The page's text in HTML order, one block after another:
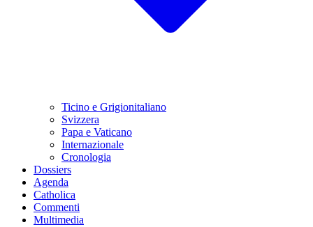
Ticino e Grigionitaliano
Svizzera
Papa e Vaticano
Internazionale
Cronologia
Dossiers
Agenda
Catholica
Commenti
Multimedia